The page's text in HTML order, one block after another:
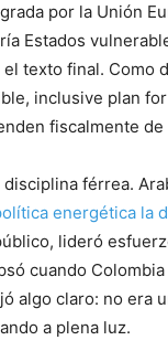
por la Unión
Estados
texto final. Como
inclusive plan
fiscalmente
férrea.
energética la
lideró
cuando
algo claro: no era
a plena luz.